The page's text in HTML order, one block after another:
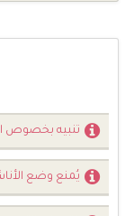
تنبيه بخصوص
يُمنع وضع